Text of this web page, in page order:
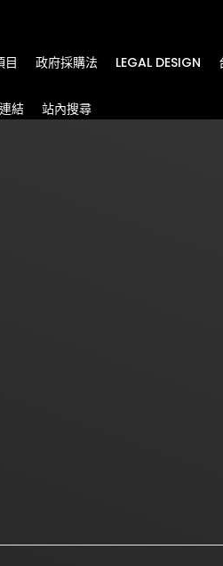
目 政府採購法 LEGAL DESIGN
結 站內搜尋